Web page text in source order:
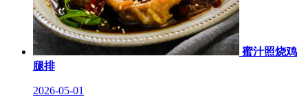
蜜汁照烧鸡
腿排
2026-05-01